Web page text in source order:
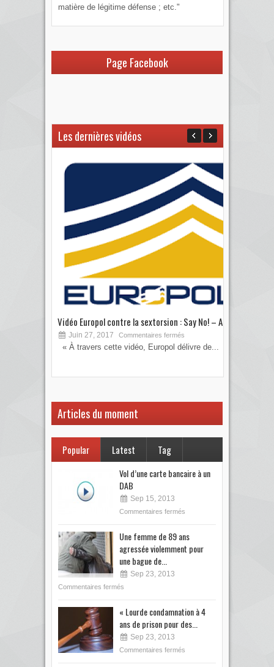
matière de légitime défense ; etc."
Page Facebook
Les dernières vidéos
Vidéo Europol contre la sextorsion : Say No! – A...
Juin 27, 2017 Commentaires fermés
« À travers cette vidéo, Europol délivre de...
Articles du moment
Popular Latest Tag
Vol d’une carte bancaire à un
DAB
Sep 15, 2013
Commentaires fermés
Une femme de 89 ans
agressée violemment pour
une bague de...
Sep 23, 2013
Commentaires fermés
« Lourde condamnation à 4
ans de prison pour des...
Sep 23, 2013
Commentaires fermés